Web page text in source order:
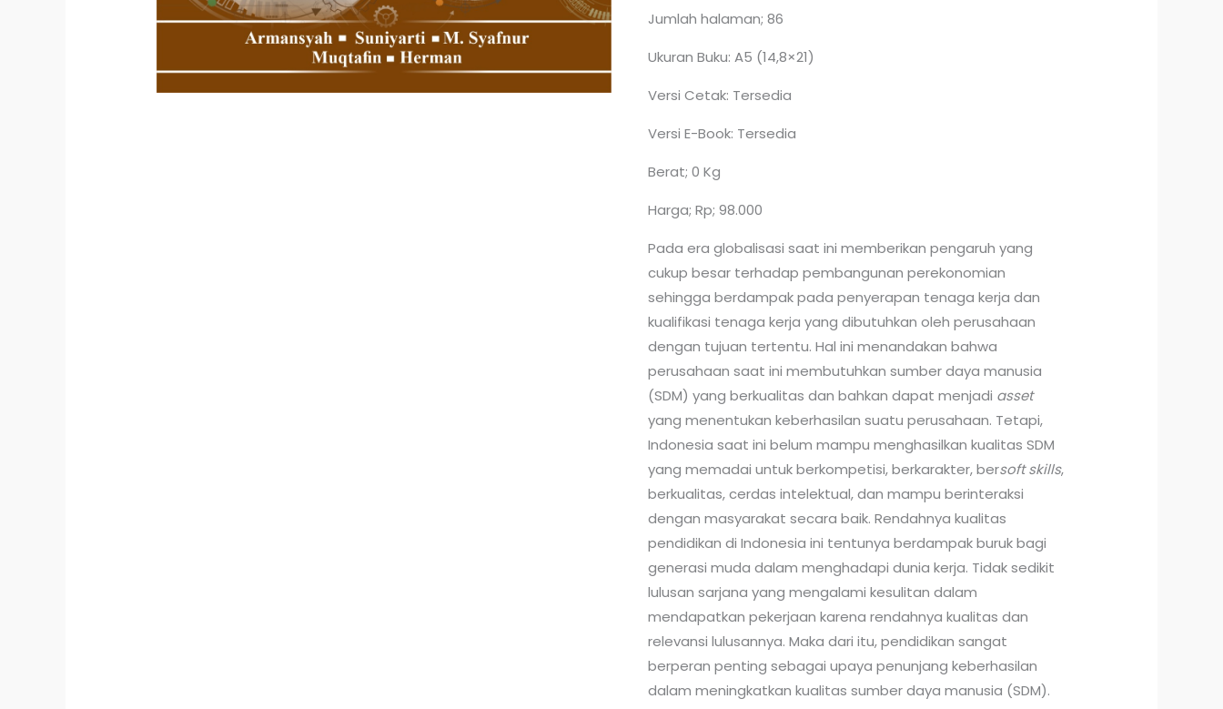
Jumlah halaman; 86
Ukuran Buku: A5 (14,8×21)
Versi Cetak: Tersedia
Versi E-Book: Tersedia
Berat; 0 Kg
Harga; Rp; 98.000
Pada era globalisasi saat ini memberikan pengaruh yang
cukup besar terhadap pembangunan perekonomian
sehingga berdampak pada penyerapan tenaga kerja dan
kualifikasi tenaga kerja yang dibutuhkan oleh perusahaan
dengan tujuan tertentu. Hal ini menandakan bahwa
perusahaan saat ini membutuhkan sumber daya manusia
(SDM) yang berkualitas dan bahkan dapat menjadi asset
yang menentukan keberhasilan suatu perusahaan. Tetapi,
Indonesia saat ini belum mampu menghasilkan kualitas SDM
yang memadai untuk berkompetisi, berkarakter, bersoft skills,
berkualitas, cerdas intelektual, dan mampu berinteraksi
dengan masyarakat secara baik. Rendahnya kualitas
pendidikan di Indonesia ini tentunya berdampak buruk bagi
generasi muda dalam menghadapi dunia kerja. Tidak sedikit
lulusan sarjana yang mengalami kesulitan dalam
mendapatkan pekerjaan karena rendahnya kualitas dan
relevansi lulusannya. Maka dari itu, pendidikan sangat
berperan penting sebagai upaya penunjang keberhasilan
dalam meningkatkan kualitas sumber daya manusia (SDM).